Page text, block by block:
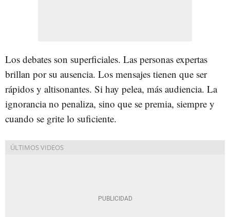
Los debates son superficiales. Las personas expertas
brillan por su ausencia. Los mensajes tienen que ser
rápidos y altisonantes. Si hay pelea, más audiencia. La
ignorancia no penaliza, sino que se premia, siempre y
cuando se grite lo suficiente.